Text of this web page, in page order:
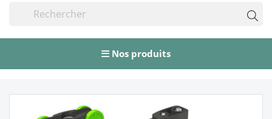
Nos produits